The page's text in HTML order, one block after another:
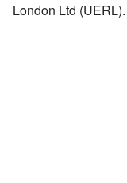
London Ltd (UERL).